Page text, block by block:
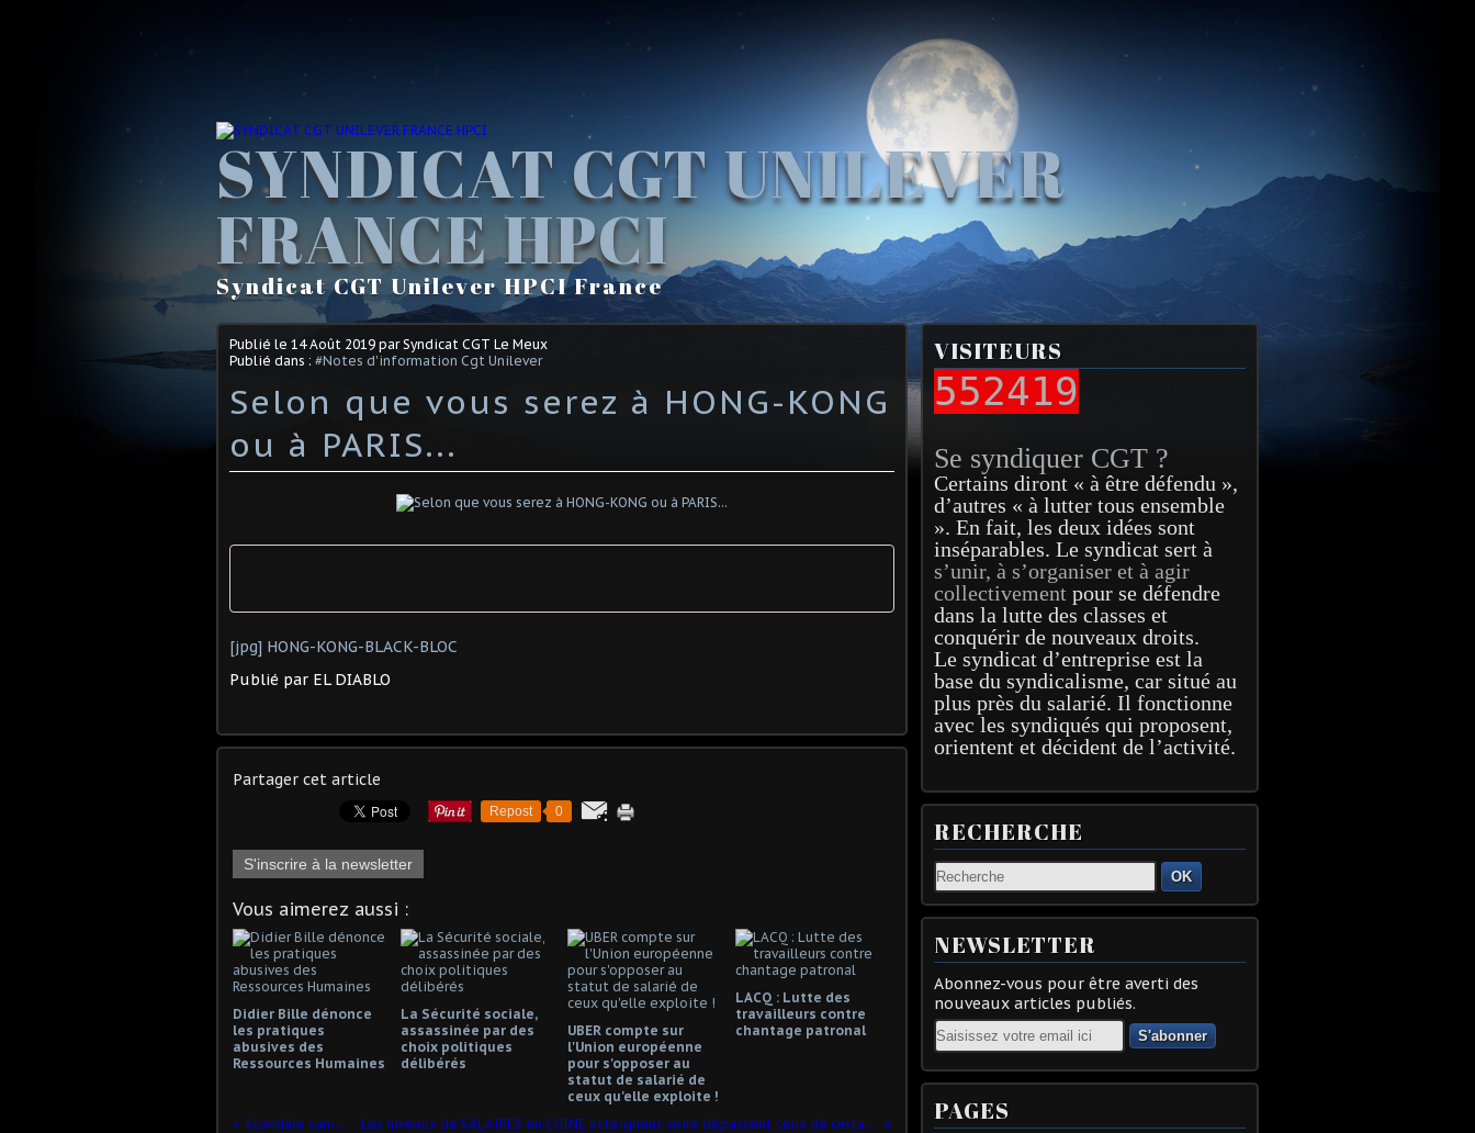
SYNDICAT CGT UNILEVER
FRANCE HPCI
Syndicat CGT Unilever HPCI France
Publié le 14 Août 2019 par Syndicat CGT Le Meux
Publié dans : #Notes d'information Cgt Unilever
Selon que vous serez à HONG-KONG
ou à PARIS...
[jpg] HONG-KONG-BLACK-BLOC
Publié par EL DIABLO
Partager cet article
Repost 0
S'inscrire à la newsletter
Vous aimerez aussi :
Didier Bille dénonce
les pratiques
abusives des
Ressources Humaines
La Sécurité sociale,
assassinée par des
choix politiques
délibérés
UBER compte sur
l'Union européenne
pour s'opposer au
statut de salarié de
ceux qu'elle exploite !
LACQ : Lutte des
travailleurs contre
chantage patronal
Scandale sanitaire ? Les niveaux de SALAIRES en CHINE atteignent voire dépassent ceux de certaines régions d’Europe
VISITEURS
552419
Se syndiquer CGT ?
Certains diront « à être défendu »,
d’autres « à lutter tous ensemble
». En fait, les deux idées sont
inséparables. Le syndicat sert à
s’unir, à s’organiser et à agir
collectivement pour se défendre
dans la lutte des classes et
conquérir de nouveaux droits.
Le syndicat d’entreprise est la
base du syndicalisme, car situé au
plus près du salarié. Il fonctionne
avec les syndiqués qui proposent,
orientent et décident de l’activité.
RECHERCHE
OK
NEWSLETTER
Abonnez-vous pour être averti des
nouveaux articles publiés.
Email
PAGES